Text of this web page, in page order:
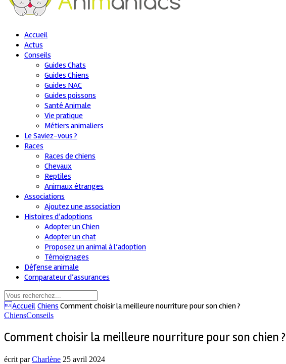
Accueil
Actus
Conseils
Guides Chats
Guides Chiens
Guides NAC
Guides poissons
Santé Animale
Vie pratique
Métiers animaliers
Le Saviez-vous ?
Races
Races de chiens
Chevaux
Reptiles
Animaux étranges
Associations
Ajoutez une association
Histoires d’adoptions
Adopter un Chien
Adopter un chat
Proposez un animal à l’adoption
Témoignages
Défense animale
Comparateur d’assurances
Accueil Chiens Comment choisir la meilleure nourriture pour son chien ?
ChiensConseils
Comment choisir la meilleure nourriture pour son chien ?
écrit parCharlène 25 avril 2024